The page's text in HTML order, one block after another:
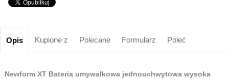
Opis Kupione z Polecane Formularz Poleć
Newform XT Bateria umywalkowa jednouchwytowa wysoka